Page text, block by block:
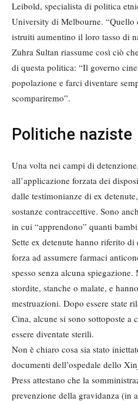
Leibold, specialista di politica
University di Melbourne. “Quello
istruiti aumentino il loro tasso di
Zuhra Sultan riassume così ciò
di questa politica: “Il governo
popolazione e farci diventare
scompariremo”.
Politiche naziste
Una volta nei campi di
all’applicazione forzata dei
dalle testimonianze di ex
sostanze contraccettive. Sono
in cui “apprendono” quanti
Sette ex detenute hanno riferito di
forza ad assumere farmaci
spesso senza alcuna
stordite, stanche o malate, e
mestruazioni. Dopo essere state
Cina, alcune si sono sottoposte
essere diventate sterili.
Non è chiaro cosa sia stato
documenti dell’ospedale dello
Press attestano che la
prevenzione della gravidanza (in